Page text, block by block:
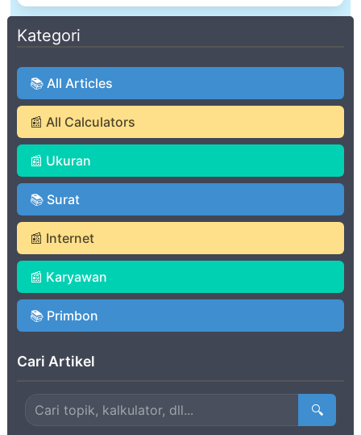
Kategori
📚 All Articles
📰 All Calculators
📰 Ukuran
📚 Surat
📰 Internet
📰 Karyawan
📚 Primbon
Cari Artikel
🔍